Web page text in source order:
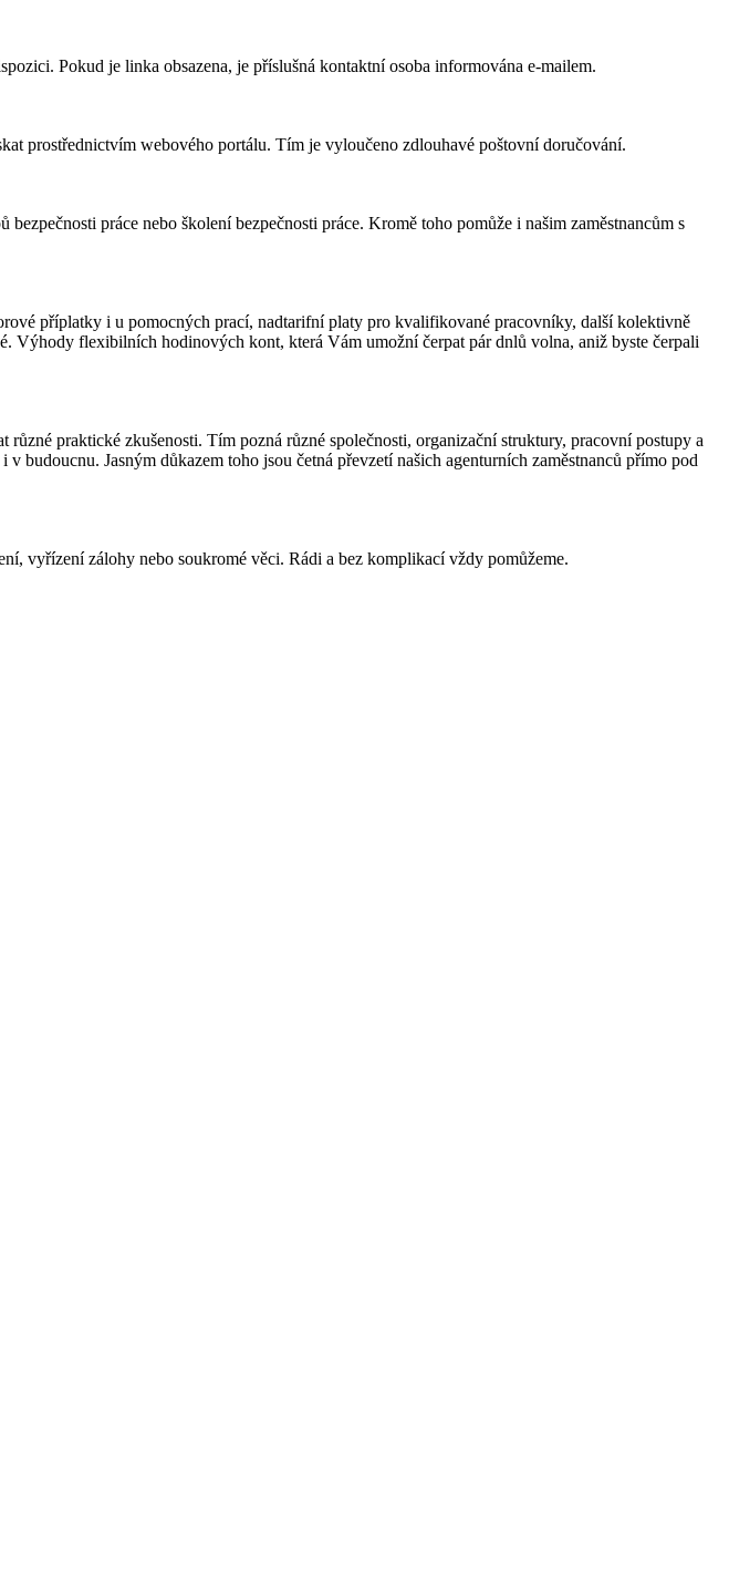
Pokud je linka obsazena, je příslušná kontaktní osoba informována e-mailem.
prostřednictvím webového portálu. Tím je vyloučeno zdlouhavé poštovní doručování.
práce nebo školení bezpečnosti práce. Kromě toho pomůže i našim zaměstnancům s
příplatky i u pomocných prací, nadtarifní platy pro kvalifikované pracovníky, další kolektivně
Výhody flexibilních hodinových kont, která Vám umožní čerpat pár dnlů volna, aniž byste čerpali
praktické zkušenosti. Tím pozná různé společnosti, organizační struktury, pracovní postupy a
Jasným důkazem toho jsou četná převzetí našich agenturních zaměstnanců přímo pod
vyřízení zálohy nebo soukromé věci. Rádi a bez komplikací vždy pomůžeme.